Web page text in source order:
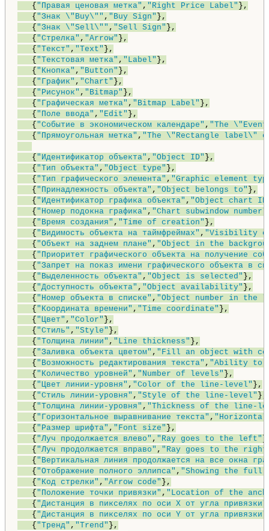
{ "Правая ценовая метка" , "Right Price Label" },
{ "Знак \"Buy\"" , "Buy Sign" },
{ "Знак \"Sell\"" , "Sell Sign" },
{ "Стрелка" , "Arrow" },
{ "Текст" , "Text" },
{ "Текстовая метка" , "Label" },
{ "Кнопка" , "Button" },
{ "График" , "Chart" },
{ "Рисунок" , "Bitmap" },
{ "Графическая метка" , "Bitmap Label" },
{ "Поле ввода" , "Edit" },
{ "Событие в экономическом календаре" , "The
{ "Прямоугольная метка" , "The \"Rectangle label\"
{ "Идентификатор объекта" , "Object ID" },
{ "Тип объекта" , "Object type" },
{ "Тип графического элемента" , "Graphic element
{ "Принадлежность объекта" , "Object belongs to" },
{ "Идентификатор графика объекта" , "Object chart
{ "Номер подокна графика" , "Chart subwindow number"
{ "Время создания" , "Time of creation" },
{ "Видимость объекта на таймфреймах" , "Visibility of
{ "Объект на заднем плане" , "Object in the
{ "Приоритет графического объекта на получение
{ "Запрет на показ имени графического объекта в
{ "Выделенность объекта" , "Object is selected" },
{ "Доступность объекта" , "Object availability" },
{ "Номер объекта в списке" , "Object number in the
{ "Координата времени" , "Time coordinate" },
{ "Цвет" , "Color" },
{ "Стиль" , "Style" },
{ "Толщина линии" , "Line thickness" },
{ "Заливка объекта цветом" , "Fill an object with
{ "Возможность редактирования текста" , "Ability to
{ "Количество уровней" , "Number of levels" },
{ "Цвет линии-уровня" , "Color of the line-level" },
{ "Стиль линии-уровня" , "Style of the line-level" },
{ "Толщина линии-уровня" , "Thickness of the line-
{ "Горизонтальное выравнивание текста" ,
{ "Размер шрифта" , "Font size" },
{ "Луч продолжается влево" , "Ray goes to the left"
{ "Луч продолжается вправо" , "Ray goes to the
{ "Вертикальная линия продолжается на все окна
{ "Отображение полного эллипса" , "Showing the full
{ "Код стрелки" , "Arrow code" },
{ "Положение точки привязки" , "Location of the
{ "Дистанция в пикселях по оси X от угла привязки"
{ "Дистанция в пикселях по оси Y от угла привязки"
{ "Тренд" , "Trend" },